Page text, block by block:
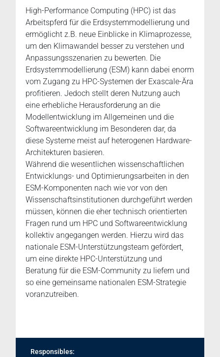
High-Performance Computing (HPC) ist das
Arbeitspferd für die Erdsystemmodellierung und
ermöglicht z.B. neue Einblicke in Klimaprozesse,
um den Klimawandel besser zu verstehen und
Anpassungsszenarien zu bewerten. Die
Erdsystemmodellierung (ESM) kann dabei enorm
vom Zugang zu HPC-Systemen der Exascale-Ära
profitieren. Jedoch stellt deren Nutzung auch
eine erhebliche Herausforderung an die
Modellentwicklung im Allgemeinen und die
Softwareentwicklung im Besonderen dar, da
diese Systeme meist auf heterogenen Hardware-
Architekturen basieren.
Während die wesentlichen wissenschaftlichen
Entwicklungs- und Optimierungsarbeiten in den
ESM-Komponenten nach wie vor von den
Wissenschaftsinstitutionen durchgeführt werden
müssen, können die eher technisch orientierten
Fragen rund um HPC und Softwareentwicklung
kollektiv angegangen werden. Hierzu wird das
nationale ESM-Unterstützungsteam gefördert,
um eine direkte HPC-Unterstützung und
Beratung für die ESM-Community zu liefern und
so eine gemeinsame nationalen ESM-Strategie
voranzutreiben.
Responsibles: